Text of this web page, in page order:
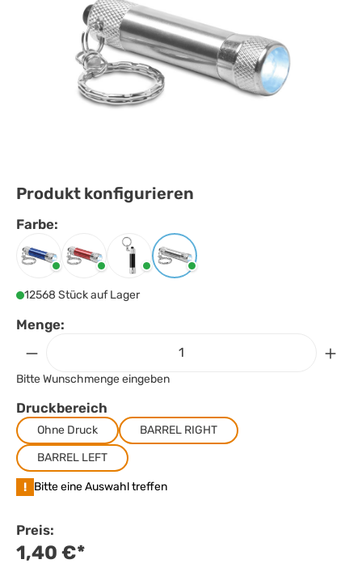
Produkt konfigurieren
Farbe:
Farbe auswählen
Blau Rot Schwarz Silber
12568 Stück auf Lager
Menge:
Bitte Wunschmenge eingeben
Druckbereich
Ohne Druck
BARREL RIGHT
BARREL LEFT
! Bitte eine Auswahl treffen
Preis:
1,40 €*